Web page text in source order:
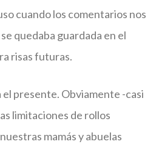
cuando los comentarios nos
quedaba guardada en el
risas futuras.
el presente. Obviamente -casi
limitaciones de rollos
mamás y abuelas